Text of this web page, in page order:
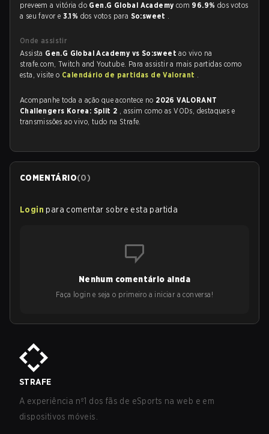
preveem a vitória do Gen.G Global Academy com 96.9% dos votos
a seu favor e 3.1% dos votos para So:sweet .
Onde assistir
Assista Gen.G Global Academy vs So:sweetao vivo na
strafe.com, Twitch and Youtube. Para assistir a mais partidas como
esta, visite o Calendário de partidas de Valorant .
Acompanhe toda a ação que acontece no 2026 VALORANT
Challengers Korea: Split 2 , assim como as VODs, destaques e
transmissões ao vivo, tudo na Strafe.
COMENTÁRIO(0)
Login para comentar sobre esta partida
Nenhum comentário ainda
Faça login e seja o primeiro a iniciar a conversa!
STRAFE
A experiência nº1 dos fãs de eSports na web e em
dispositivos móveis.